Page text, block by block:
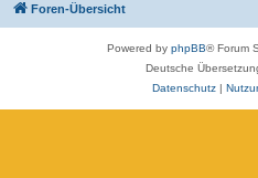
Foren-Übersicht
Powered by phpBB® Forum
Deutsche
Datenschutz|